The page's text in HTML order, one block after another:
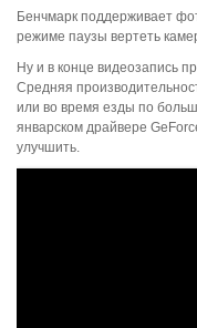
Бенчмарк поддерживает
режиме паузы вертеть
Ну и в конце видеозапись
Средняя
или во время езды по
январском драйвере
улучшить.